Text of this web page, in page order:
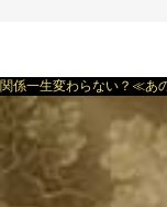
関係一生変わらない？≪あ